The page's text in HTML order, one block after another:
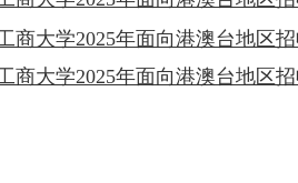
商大学2025年面向港澳台地区
商大学2025年面向港澳台地区